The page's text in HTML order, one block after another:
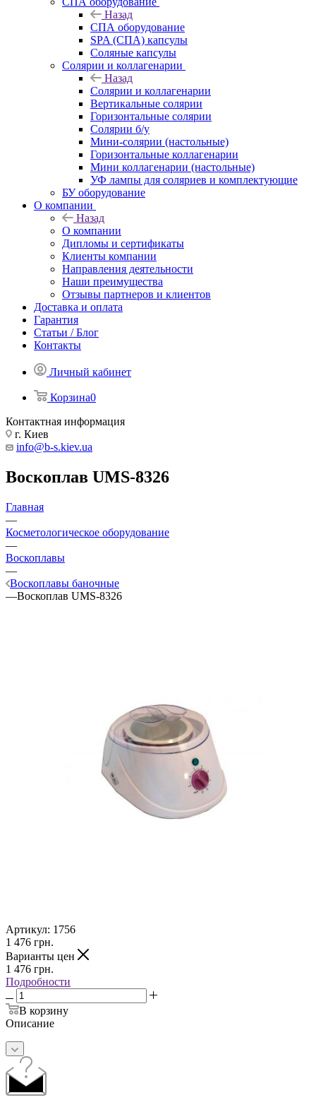
Назад
СПА оборудование
SPA (СПА) капсулы
Соляные капсулы
Солярии и коллагенарии
Назад
Солярии и коллагенарии
Вертикальные солярии
Горизонтальные солярии
Солярии б/у
Мини-солярии (настольные)
Горизонтальные коллагенарии
Мини коллагенарии (настольные)
УФ лампы для соляриев и комплектующие
БУ оборудование
О компании
Назад
О компании
Дипломы и сертификаты
Клиенты компании
Направления деятельности
Наши преимущества
Отзывы партнеров и клиентов
Доставка и оплата
Гарантия
Статьи / Блог
Контакты
Личный кабинет
Корзина0
Контактная информация
г. Киев
info@b-s.kiev.ua
Воскоплав UMS-8326
Главная
—
Косметологическое оборудование
—
Воскоплавы
—
Воскоплавы баночные
—Воскоплав UMS-8326
Артикул: 1756
1 476 грн.
Варианты цен
1 476 грн.
Подробности
В корзину
Описание